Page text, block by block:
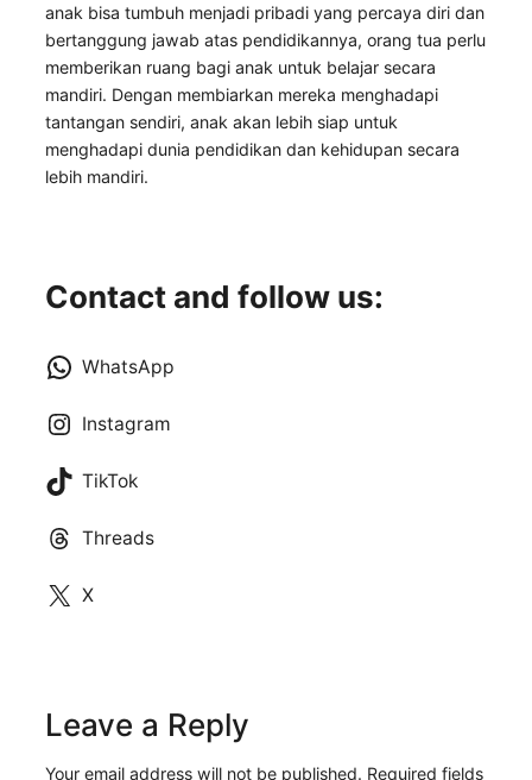
anak bisa tumbuh menjadi pribadi yang percaya diri dan
bertanggung jawab atas pendidikannya, orang tua perlu
memberikan ruang bagi anak untuk belajar secara
mandiri. Dengan membiarkan mereka menghadapi
tantangan sendiri, anak akan lebih siap untuk
menghadapi dunia pendidikan dan kehidupan secara
lebih mandiri.
Contact and follow us:
WhatsApp
Instagram
TikTok
Threads
X
Leave a Reply
Your email address will not be published. Required fields